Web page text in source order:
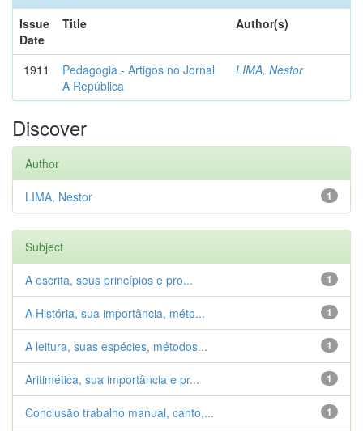
Issue
Date
Title Author(s)
1911
Pedagogia - Artigos no Jornal
A República
LIMA, Nestor
Discover
Author
1
LIMA, Nestor
Subject
1
A escrita, seus princípios e pro...
1
A História, sua importância, méto...
1
A leitura, suas espécies, métodos...
1
Aritimética, sua importância e pr...
1
Conclusão trabalho manual, canto,...